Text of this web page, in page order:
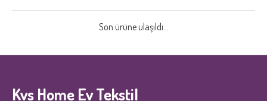
Son ürüne ulaşıldı...
Kvs Home Ev Tekstil